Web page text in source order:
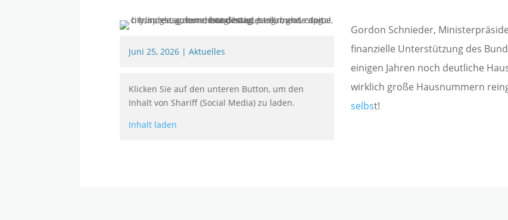
Juni 25, 2026 |Aktuelles
Klicken Sie auf den unteren Button, um den
Inhalt von Shariff (Social Media) zu laden.
Inhalt laden
Gordon Schnieder,
finanzielle Unterstützung des
einigen Jahren noch deutliche
wirklich große Hausnummern
selbst!